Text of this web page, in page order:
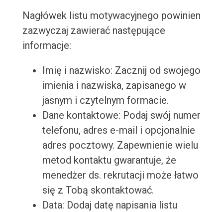
Nagłówek listu motywacyjnego powinien
zazwyczaj zawierać następujące
informacje:
Imię i nazwisko: Zacznij od swojego
imienia i nazwiska, zapisanego w
jasnym i czytelnym formacie.
Dane kontaktowe: Podaj swój numer
telefonu, adres e-mail i opcjonalnie
adres pocztowy. Zapewnienie wielu
metod kontaktu gwarantuje, że
menedżer ds. rekrutacji może łatwo
się z Tobą skontaktować.
Data: Dodaj datę napisania listu